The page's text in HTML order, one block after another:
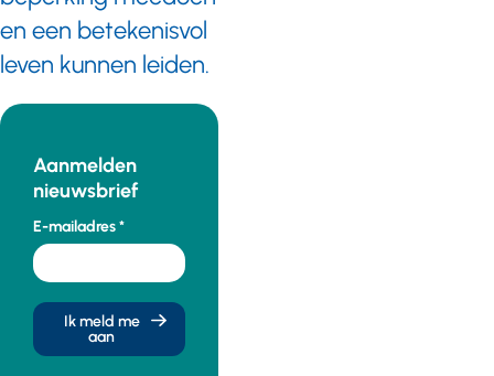
en een betekenisvol
leven kunnen leiden.
Aanmelden
nieuwsbrief
E-mailadres
Ik meld me
aan